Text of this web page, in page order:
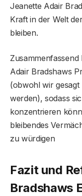
Jeanette Adair
Kraft in der Welt
bleiben.
Zusammenfassend
Adair Bradshaws
(obwohl wir
werden), sodass
konzentrieren
bleibendes
zu würdigen
Fazit und
Bradshaws